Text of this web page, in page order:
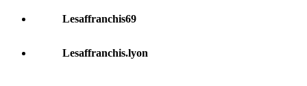
Lesaffranchis69
Lesaffranchis.lyon